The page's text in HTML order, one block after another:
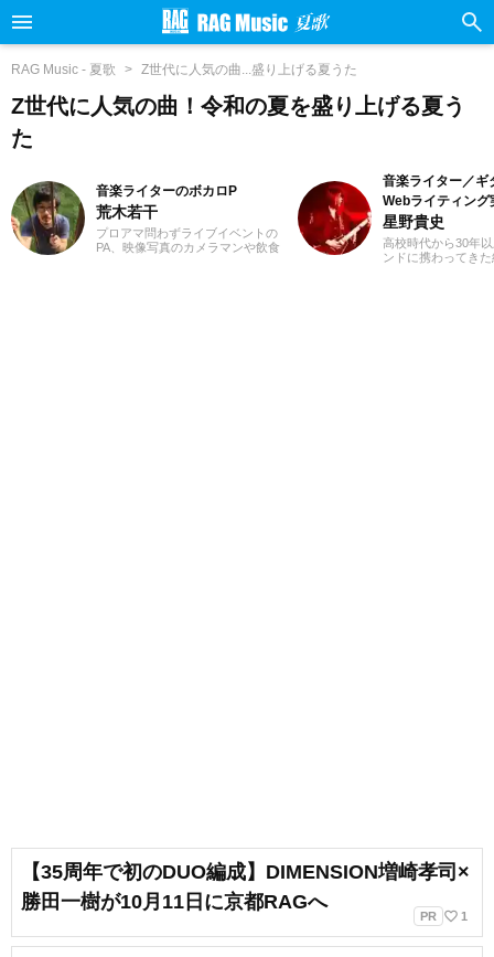
RAG Music - 夏歌 Z世代に人気の曲...盛り上げる夏うた
Z世代に人気の曲！令和の夏を盛り上げる夏う
た
音楽ライターのボカロP
荒木若干
プロアマ問わずライブイベントの
PA、映像写真のカメラマンや飲食
音楽ライター／ギ
Webライティング
星野貴史
高校時代から30年
ンドに携わってき
【35周年で初のDUO編成】DIMENSION増崎孝司×
勝田一樹が10月11日に京都RAGへ
PR favorite_border 1